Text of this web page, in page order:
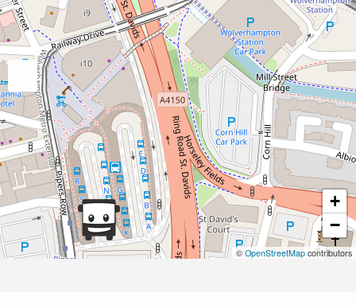
+
−
© OpenStreetMap contributors